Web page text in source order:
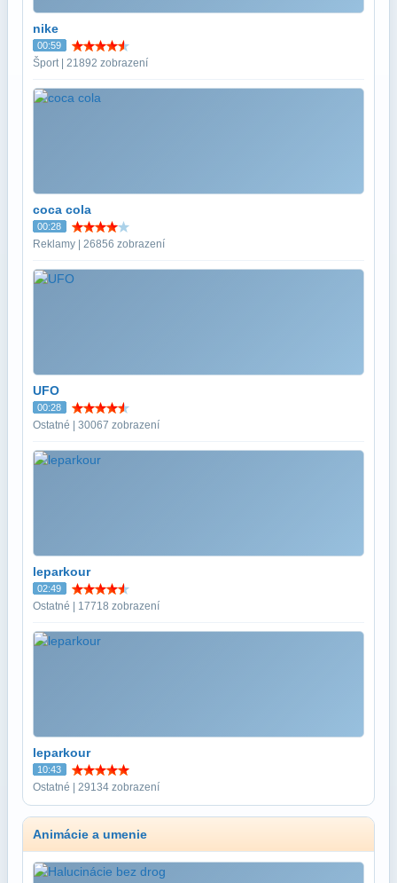
nike
00:59
Šport | 21892 zobrazení
coca cola
00:28
Reklamy | 26856 zobrazení
UFO
00:28
Ostatné | 30067 zobrazení
leparkour
02:49
Ostatné | 17718 zobrazení
leparkour
10:43
Ostatné | 29134 zobrazení
Animácie a umenie